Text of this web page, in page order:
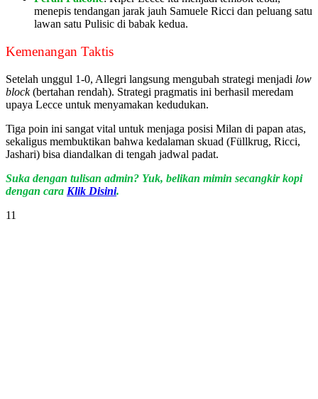
menepis tendangan jarak jauh Samuele Ricci dan peluang satu
lawan satu Pulisic di babak kedua.
Kemenangan Taktis
Setelah unggul 1-0, Allegri langsung mengubah strategi menjadi low
block(bertahan rendah). Strategi pragmatis ini berhasil meredam
upaya Lecce untuk menyamakan kedudukan.
Tiga poin ini sangat vital untuk menjaga posisi Milan di papan atas,
sekaligus membuktikan bahwa kedalaman skuad (Füllkrug, Ricci,
Jashari) bisa diandalkan di tengah jadwal padat.
Suka dengan tulisan admin? Yuk, belikan mimin secangkir kopi
dengan cara Klik Disini.
11